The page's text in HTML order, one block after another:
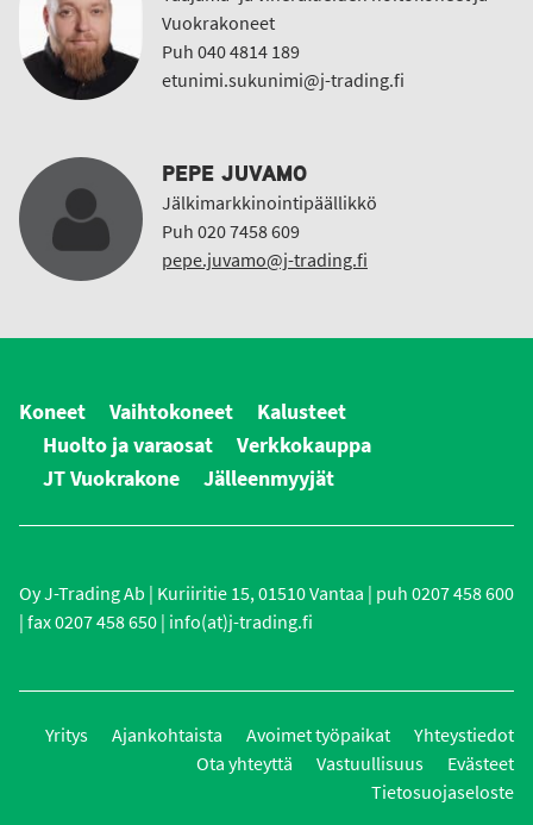
Vuokrakoneet
Puh 040 4814 189
etunimi.sukunimi@j-trading.fi
PEPE JUVAMO
Jälkimarkkinointipäällikkö
Puh 020 7458 609
pepe.juvamo@j-trading.fi
Koneet Vaihtokoneet
Kalusteet
Huolto ja varaosat
Verkkokauppa
JT Vuokrakone
Jälleenmyyjät
Oy J-Trading Ab | Kuriiritie 15, 01510 Vantaa | puh 0207 458 600
| fax 0207 458 650 | info(at)j-trading.fi
Yritys Ajankohtaista Avoimet työpaikat
Yhteystiedot
Ota yhteyttä
Vastuullisuus
Evästeet
Tietosuojaseloste